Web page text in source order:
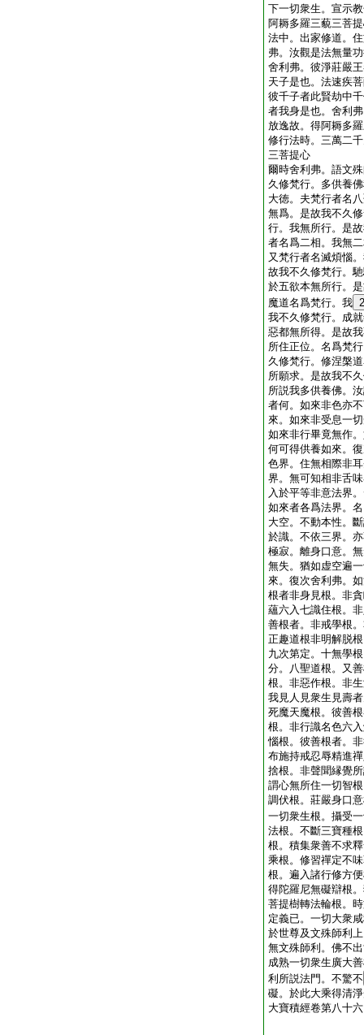
下一切衆生。宣示
阿耨多羅三藐三菩
法中。出家修道。
弗。汝觀是法無量
舍利弗。彼淨莊嚴
天子是也。法速疾
彼千子者此賢劫中
者我身是也。舍利
放逸故。得阿耨多
修行法時。三萬二
三菩提心
爾時舍利弗。語文
久修梵行。多供養
大徳。夫梵行者名
無爲。是故我不久
行。我無所行。是
者名爲二相。我無
又梵行者名滅煩惱
故我不久修梵行。
於五欲本無所行。
魔道名爲梵行。我 2
我不久修梵行。成
惡都無所得。是故
所住正位。名爲梵
久修梵行。修涅槃
所願求。是故我不
所説我多供養佛。
者何。如來非色亦
來。如來非受息一
如來非行畢竟無作
何可得供養如來。
色界。住無相際非
界。無可知相非舌
入於平等非意法界
如來者各爲法界。
大空。不動本性。
於識。不依三界。
極寂。離身口意。
無失。猶如虚空遍
來。復次舍利弗。
根者非身見根。非
蘊六入七識住根。
善根者。非戒學根
正趣道根非明解脱
九次第定。十無學
分。八聖道根。又
根。非惡作根。非
我見人見衆生見壽
死魔天魔根。彼善
根。非行識名色六
惱根。彼善根者。
布施持戒忍辱精進
捨根。非聲聞縁覺
謂心無所住一切智
調伏根。莊嚴身口
一切衆生根。攝受
法根。不斷三寶種
根。積集衆善不求
乘根。修習禪定不
根。遍入諸行修方
得陀羅尼無礙辯根
菩提樹轉法輪根。
定義已。一切大衆
於世尊及文殊師利
無文殊師利。佛不
成熟一切衆生廣大
利所説法門。不驚不
礙。於此大乘得清
大寶積經卷第八十六